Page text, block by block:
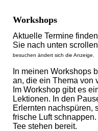
Workshops
Aktuelle Termine
Sie nach unten
besuchen ändert sich die Anzeige.
In meinen Workshops
an, die ein Thema von
Im Workshop gibt es
Lektionen. In den
Erlernten nachspüren,
frische Luft
Tee stehen bereit.